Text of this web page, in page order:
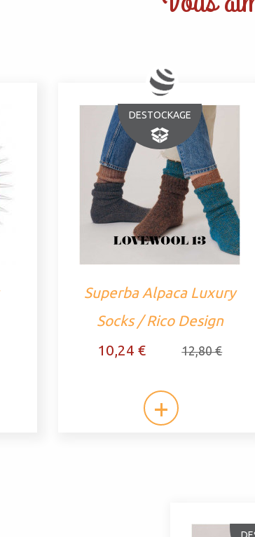
DESTOCKAGE
Superba Alpaca Luxury
Socks / Rico Design
10,24 €
12,80 €